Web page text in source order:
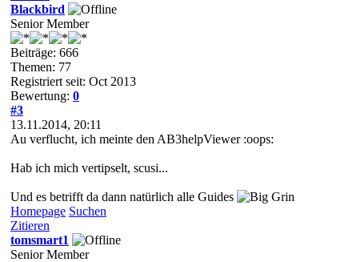
Blackbird
Senior Member
Beiträge: 666
Themen: 77
Registriert seit: Oct 2013
Bewertung: 0
#3
13.11.2014, 20:11
Au verflucht, ich meinte den AB3helpViewer :oops:
Hab ich mich vertipselt, scusi...
Und es betrifft da dann natürlich alle Guides
Homepage Suchen
Zitieren
tomsmart1
Senior Member